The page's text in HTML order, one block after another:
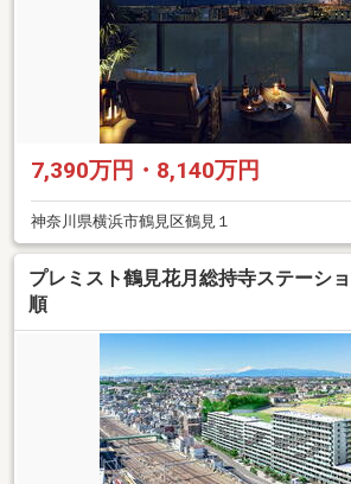
7,390万円・8,140万円
神奈川県横浜市鶴見区鶴見１
プレミスト鶴見花月総持寺ステーシ
順